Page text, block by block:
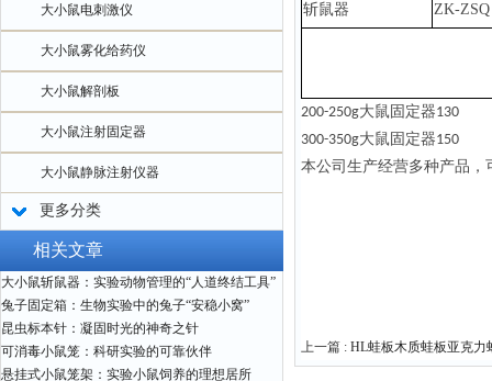
大小鼠电刺激仪
大小鼠雾化给药仪
大小鼠解剖板
大小鼠注射固定器
大小鼠静脉注射仪器
更多分类
相关文章
大小鼠斩鼠器：实验动物管理的“人道终结工具”
兔子固定箱：生物实验中的兔子“安稳小窝”
昆虫标本针：凝固时光的神奇之针
可消毒小鼠笼：科研实验的可靠伙伴
悬挂式小鼠笼架：实验小鼠饲养的理想居所
斩鼠器
ZK-ZSQ
200-250g大鼠固定器130
300-350g大鼠固定器150
本公司生产经营多种产品，
上一篇 : HL蛙板木质蛙板亚克力